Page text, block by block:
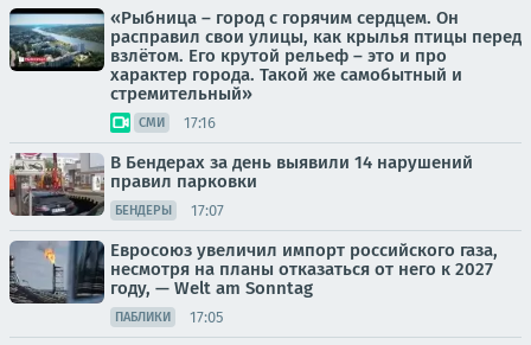
«Рыбница – город с горячим сердцем. Он
расправил свои улицы, как крылья птицы перед
взлётом. Его крутой рельеф – это и про
характер города. Такой же самобытный и
стремительный»
СМИ 17:16
В Бендерах за день выявили 14 нарушений
правил парковки
БЕНДЕРЫ 17:07
Евросоюз увеличил импорт российского газа,
несмотря на планы отказаться от него к 2027
году, — Welt am Sonntag
ПАБЛИКИ 17:05